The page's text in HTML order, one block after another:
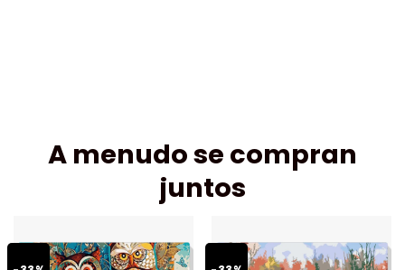
A menudo se compran
juntos